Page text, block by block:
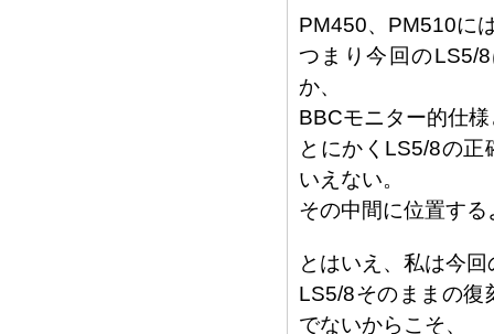
PM450、PM510に
つまり今回のLS5/
か、
BBCモニター的仕
とにかくLS5/8の
いえない。
その中間に位置す
とはいえ、私は今
LS5/8そのままの復
でないからこそ、